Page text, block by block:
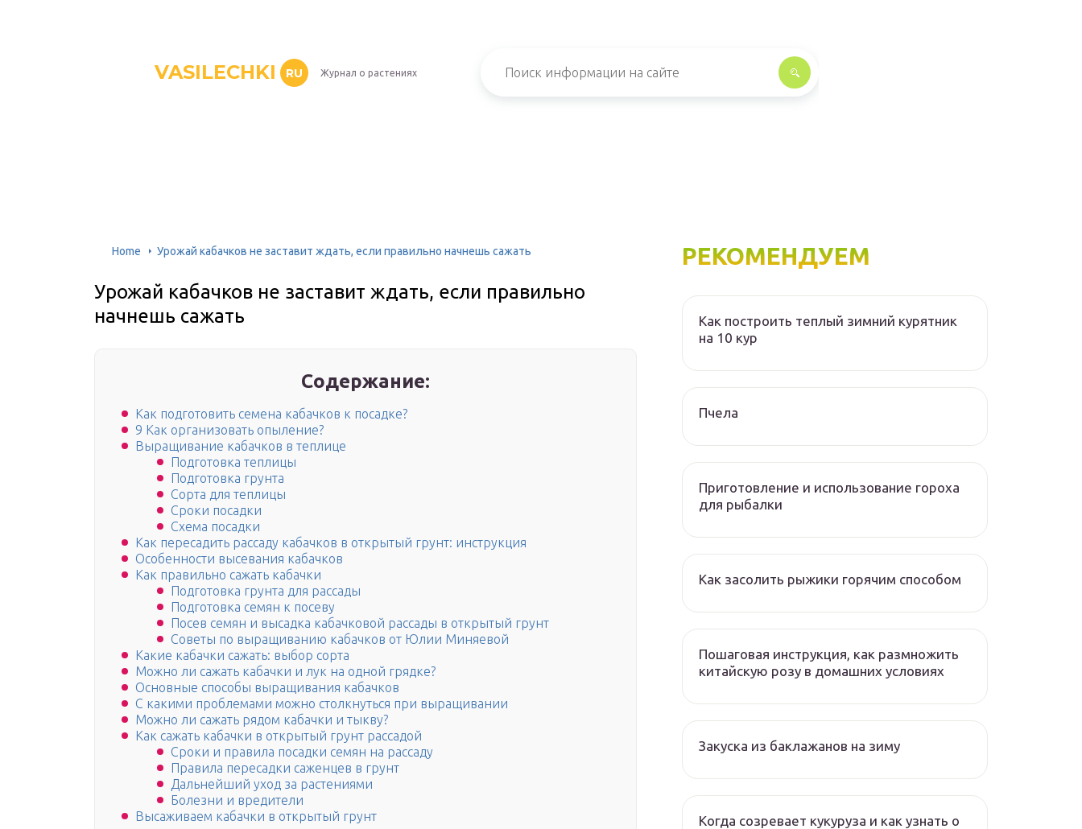
VASILECHKI RU Журнал о растениях
Home Урожай кабачков не заставит ждать, если правильно начнешь сажать
Урожай кабачков не заставит ждать, если правильно
начнешь сажать
Содержание:
Как подготовить семена кабачков к посадке?
9 Как организовать опыление?
Выращивание кабачков в теплице
Подготовка теплицы
Подготовка грунта
Сорта для теплицы
Сроки посадки
Схема посадки
Как пересадить рассаду кабачков в открытый грунт: инструкция
Особенности высевания кабачков
Как правильно сажать кабачки
Подготовка грунта для рассады
Подготовка семян к посеву
Посев семян и высадка кабачковой рассады в открытый грунт
Советы по выращиванию кабачков от Юлии Миняевой
Какие кабачки сажать: выбор сорта
Можно ли сажать кабачки и лук на одной грядке?
Основные способы выращивания кабачков
С какими проблемами можно столкнуться при выращивании
Можно ли сажать рядом кабачки и тыкву?
Как сажать кабачки в открытый грунт рассадой
Сроки и правила посадки семян на рассаду
Правила пересадки саженцев в грунт
Дальнейший уход за растениями
Болезни и вредители
Высаживаем кабачки в открытый грунт
РЕКОМЕНДУЕМ
Как построить теплый зимний курятник
на 10 кур
Пчела
Приготовление и использование гороха
для рыбалки
Как засолить рыжики горячим способом
Пошаговая инструкция, как размножить
китайскую розу в домашних условиях
Закуска из баклажанов на зиму
Когда созревает кукуруза и как узнать о